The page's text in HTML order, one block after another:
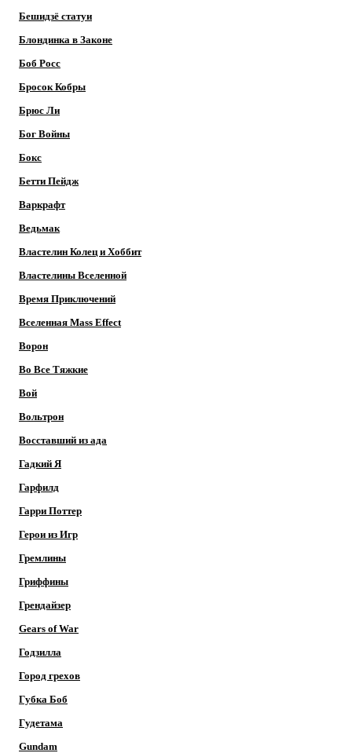
Бешидзё статуи
Блондинка в Законе
Боб Росс
Бросок Кобры
Брюс Ли
Бог Войны
Бокс
Бетти Пейдж
Варкрафт
Ведьмак
Властелин Колец и Хоббит
Властелины Вселенной
Время Приключений
Вселенная Mass Effect
Ворон
Во Все Тяжкие
Вой
Вольтрон
Восставший из ада
Гадкий Я
Гарфилд
Гарри Поттер
Герои из Игр
Гремлины
Гриффины
Грендайзер
Gears of War
Годзилла
Город грехов
Губка Боб
Гудетама
Gundam